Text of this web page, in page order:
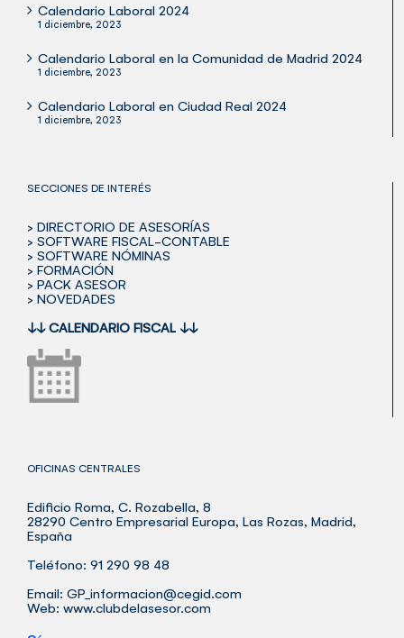
Calendario Laboral 2024
1 diciembre, 2023
Calendario Laboral en la Comunidad de Madrid 2024
1 diciembre, 2023
Calendario Laboral en Ciudad Real 2024
1 diciembre, 2023
SECCIONES DE INTERÉS
> DIRECTORIO DE ASESORÍAS
> SOFTWARE FISCAL-CONTABLE
> SOFTWARE NÓMINAS
> FORMACIÓN
> PACK ASESOR
> NOVEDADES
↓↓ CALENDARIO FISCAL ↓↓
OFICINAS CENTRALES
Edificio Roma, C. Rozabella, 8
28290 Centro Empresarial Europa, Las Rozas, Madrid,
España
Teléfono: 91 290 98 48
Email: GP_informacion@cegid.com
Web: www.clubdelasesor.com